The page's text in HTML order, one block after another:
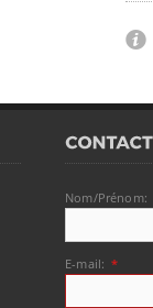
Nom/Prénom:
E-mail: *